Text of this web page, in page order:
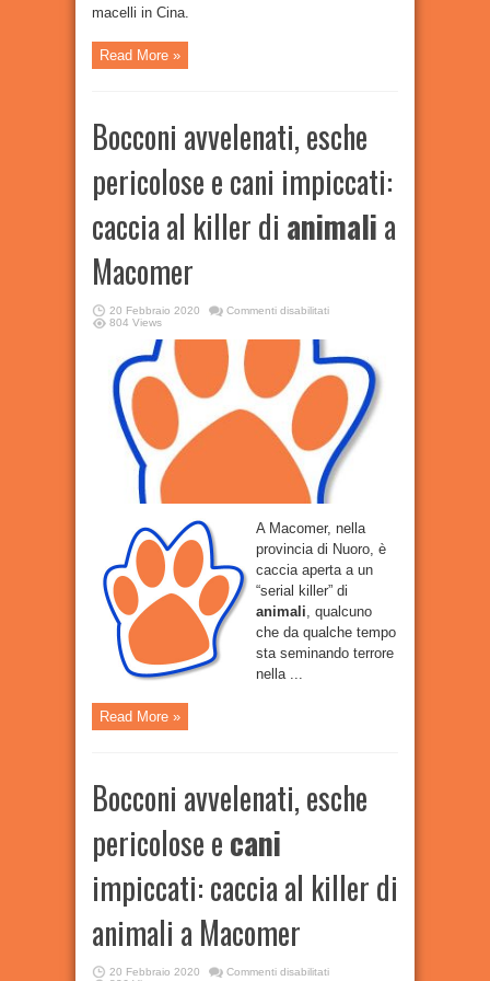
macelli in Cina.
Read More »
Bocconi avvelenati, esche
pericolose e cani impiccati:
caccia al killer di animalia
Macomer
20 Febbraio 2020 Commenti disabilitatisu
pericolose
cani
impiccati:
caccia
killer
di
animali
a
Macomer
804 Views
A Macomer, nella
provincia di Nuoro, è
caccia aperta a un
“serial killer” di
animali , qualcuno
che da qualche tempo
sta seminando terrore
nella ...
Read More »
Bocconi avvelenati, esche
pericolose ecani
impiccati: caccia al killer di
animali a Macomer
20 Febbraio 2020 Commenti disabilitatisu